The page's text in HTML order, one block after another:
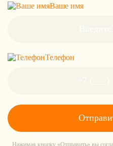
Ваше имя
Телефон
Нажимая кнопку «Отправить» вы